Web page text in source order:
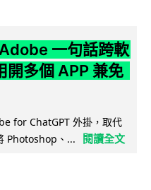
一句話跨軟
開多個 APP 兼免
for ChatGPT 外掛，取代
Photoshop、...
閱讀全文